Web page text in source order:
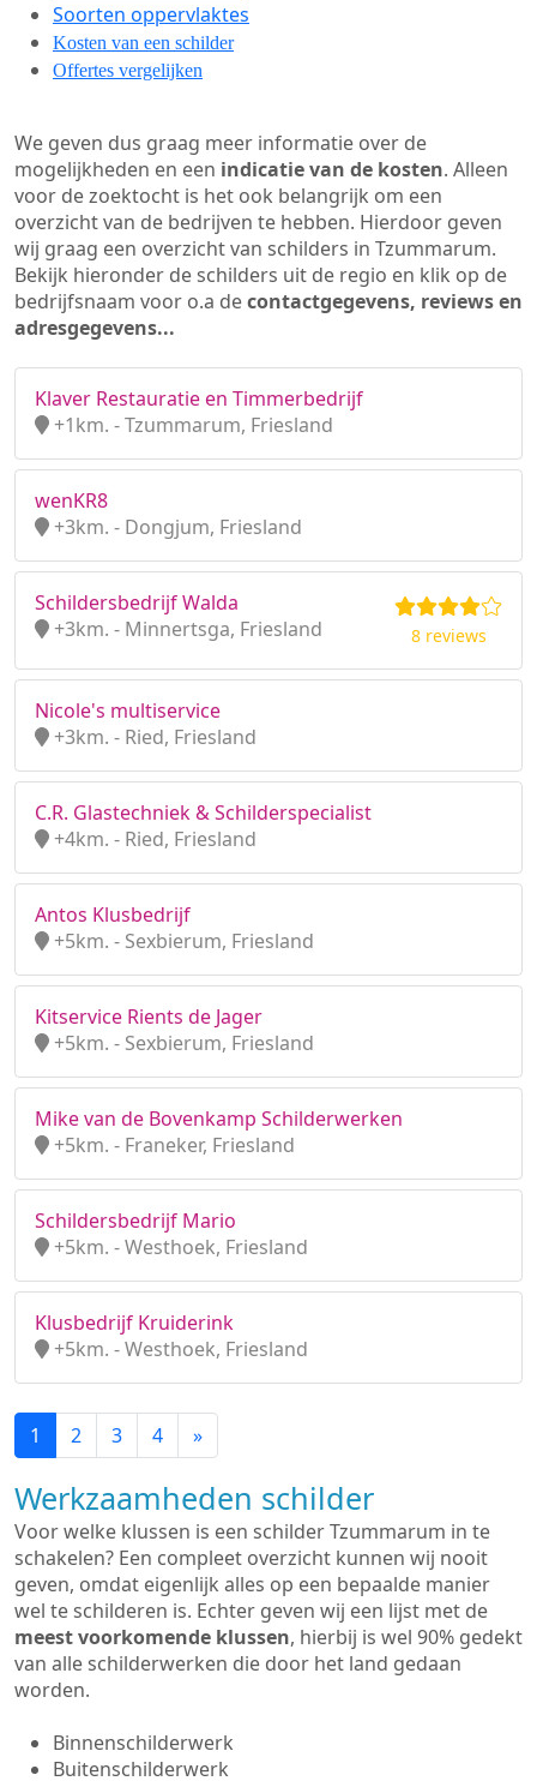
Soorten oppervlaktes
Kosten van een schilder
Offertes vergelijken
We geven dus graag meer informatie over de
mogelijkheden en een indicatie van de kosten. Alleen
voor de zoektocht is het ook belangrijk om een
overzicht van de bedrijven te hebben. Hierdoor geven
wij graag een overzicht van schilders in Tzummarum.
Bekijk hieronder de schilders uit de regio en klik op de
bedrijfsnaam voor o.a decontactgegevens, reviews en
adresgegevens...
Klaver Restauratie en Timmerbedrijf
+1km. - Tzummarum, Friesland
wenKR8
+3km. - Dongjum, Friesland
Schildersbedrijf Walda
+3km. - Minnertsga, Friesland
8 reviews
Nicole's multiservice
+3km. - Ried, Friesland
C.R. Glastechniek & Schilderspecialist
+4km. - Ried, Friesland
Antos Klusbedrijf
+5km. - Sexbierum, Friesland
Kitservice Rients de Jager
+5km. - Sexbierum, Friesland
Mike van de Bovenkamp Schilderwerken
+5km. - Franeker, Friesland
Schildersbedrijf Mario
+5km. - Westhoek, Friesland
Klusbedrijf Kruiderink
+5km. - Westhoek, Friesland
1 2 3 4 »
Werkzaamheden schilder
Voor welke klussen is een schilder Tzummarum in te
schakelen? Een compleet overzicht kunnen wij nooit
geven, omdat eigenlijk alles op een bepaalde manier
wel te schilderen is. Echter geven wij een lijst met de
meest voorkomende klussen, hierbij is wel 90% gedekt
van alle schilderwerken die door het land gedaan
worden.
Binnenschilderwerk
Buitenschilderwerk